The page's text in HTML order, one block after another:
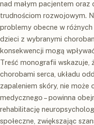
nad małym pacjentem
trudnościom rozwojowym.
problemy obecne w
dzieci z wybranymi
konsekwencji mogą
Treść monografii wskazuje,
chorobami serca, układu
zapaleniem skóry, nie może
medycznego – powinna
rehabilitację
społeczne, zwiększając